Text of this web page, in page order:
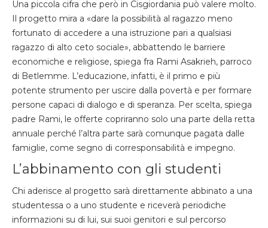
Una piccola cifra che però in Cisgiordania può valere molto.
Il progetto mira a «dare la possibilità al ragazzo meno
fortunato di accedere a una istruzione pari a qualsiasi
ragazzo di alto ceto sociale», abbattendo le barriere
economiche e religiose, spiega fra Rami Asakrieh, parroco
di Betlemme. L’educazione, infatti, è il primo e più
potente strumento per uscire dalla povertà e per formare
persone capaci di dialogo e di speranza. Per scelta, spiega
padre Rami, le offerte copriranno solo una parte della retta
annuale perché l’altra parte sarà comunque pagata dalle
famiglie, come segno di corresponsabilità e impegno.
L’abbinamento con gli studenti
Chi aderisce al progetto sarà direttamente abbinato a una
studentessa o a uno studente e riceverà periodiche
informazioni su di lui, sui suoi genitori e sul percorso